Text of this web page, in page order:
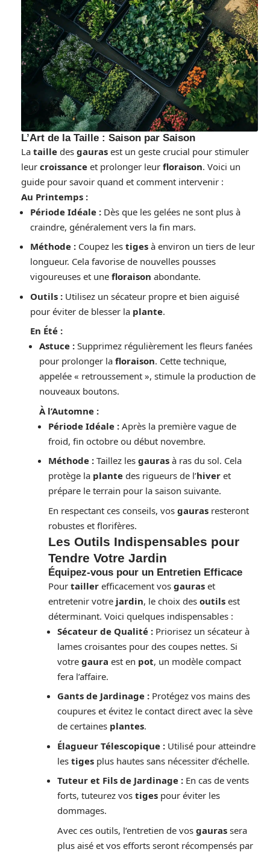
L’Art de la Taille : Saison par Saison
La taille des gauras est un geste crucial pour stimuler
leur croissance et prolonger leur floraison. Voici un
guide pour savoir quand et comment intervenir :
Au Printemps :
Période Idéale : Dès que les gelées ne sont plus à
craindre, généralement vers la fin mars.
Méthode : Coupez les tiges à environ un tiers de leur
longueur. Cela favorise de nouvelles pousses
vigoureuses et une floraison abondante.
Outils : Utilisez un sécateur propre et bien aiguisé
pour éviter de blesser la plante.
En Été :
Astuce : Supprimez régulièrement les fleurs fanées
pour prolonger la floraison. Cette technique,
appelée « retroussement », stimule la production de
nouveaux boutons.
À l’Automne :
Période Idéale : Après la première vague de
froid, fin octobre ou début novembre.
Méthode : Taillez les gauras à ras du sol. Cela
protège la plante des rigueurs de l’hiver et
prépare le terrain pour la saison suivante.
En respectant ces conseils, vos gauras resteront
robustes et florifères.
Les Outils Indispensables pour
Tendre Votre Jardin
Équipez-vous pour un Entretien Efficace
Pour tailler efficacement vos gauras et
entretenir votre jardin, le choix des outils est
déterminant. Voici quelques indispensables :
Sécateur de Qualité : Priorisez un sécateur à
lames croisantes pour des coupes nettes. Si
votre gaura est en pot, un modèle compact
fera l’affaire.
Gants de Jardinage : Protégez vos mains des
coupures et évitez le contact direct avec la sève
de certaines plantes.
Élagueur Télescopique : Utilisé pour atteindre
les tiges plus hautes sans nécessiter d’échelle.
Tuteur et Fils de Jardinage : En cas de vents
forts, tuteurez vos tiges pour éviter les
dommages.
Avec ces outils, l’entretien de vos gauras sera
plus aisé et vos efforts seront récompensés par